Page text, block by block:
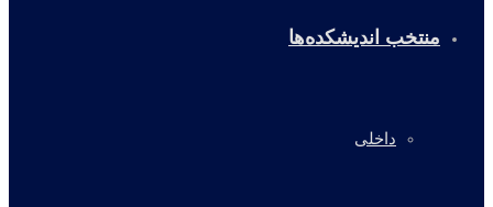
منتخب اندیشکده‌ها
داخلی